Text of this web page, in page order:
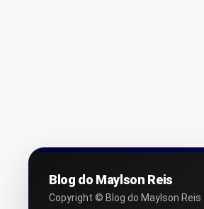
Blog do Maylson Reis
Copyright © Blog do Maylson